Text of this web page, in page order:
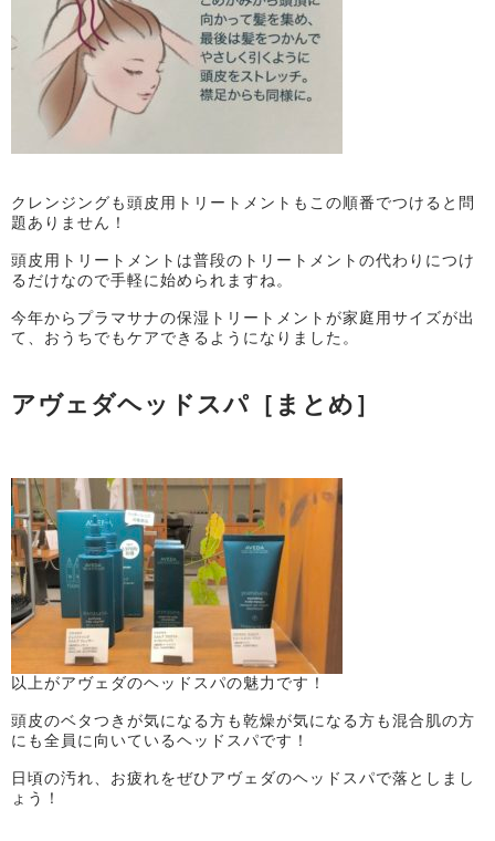
クレンジングも頭皮用トリートメントもこの順番でつけると問
題ありません！
頭皮用トリートメントは普段のトリートメントの代わりにつけ
るだけなので手軽に始められますね。
今年からプラマサナの保湿トリートメントが家庭用サイズが出
て、おうちでもケアできるようになりました。
アヴェダヘッドスパ［まとめ］
以上がアヴェダのヘッドスパの魅力です！
頭皮のベタつきが気になる方も乾燥が気になる方も混合肌の方
にも全員に向いているヘッドスパです！
日頃の汚れ、お疲れをぜひアヴェダのヘッドスパで落としまし
ょう！